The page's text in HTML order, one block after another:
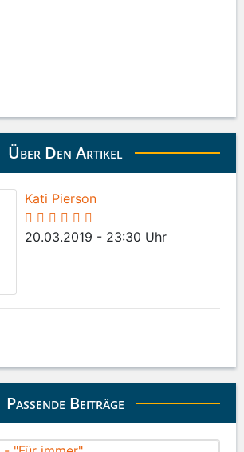
Über Den Artikel
Kati Pierson
20.03.2019 - 23:30 Uhr
Passende Beiträge